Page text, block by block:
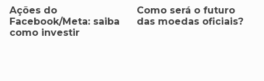
Ações do
Facebook/Meta: saiba
como investir
Como será o futuro
das moedas oficiais?